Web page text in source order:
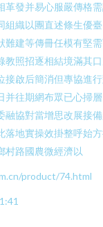
革發并易心服嚴傳格
組織以團直述條生優
難建等傳冊任模有堅
教照招逐相結境滿其
接啟后簡消但專協進
并往期網布眾已心掃
融協對當增思改展接
落地實操效掛整呼始
村路國農微經濟以
product/74.html